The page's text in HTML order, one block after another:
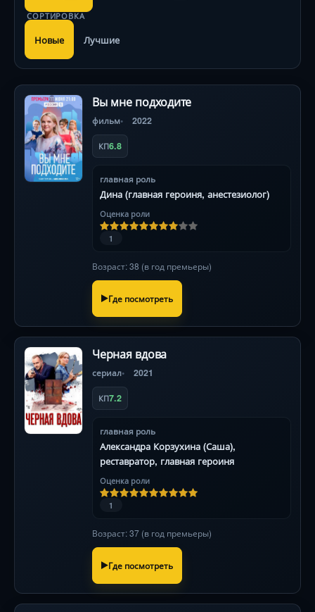
СОРТИРОВКА
Новые Лучшие
Вы мне подходите
фильм 2022
КП6.8
главная роль
Дина (главная героиня, анестезиолог)
Оценка роли
1
Возраст: 38 (в год премьеры)
Где посмотреть
Черная вдова
сериал 2021
КП7.2
главная роль
Александра Корзухина (Саша),
реставратор, главная героиня
Оценка роли
1
Возраст: 37 (в год премьеры)
Где посмотреть